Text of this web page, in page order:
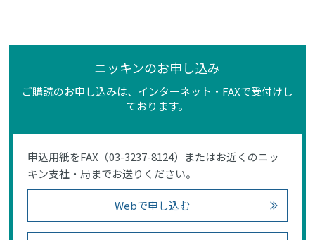
ニッキンのお申し込み
ご購読のお申し込みは、インターネット・FAXで受付けし
ております。
申込用紙をFAX（03-3237-8124）またはお近くのニッ
キン支社・局までお送りください。
Webで申し込む